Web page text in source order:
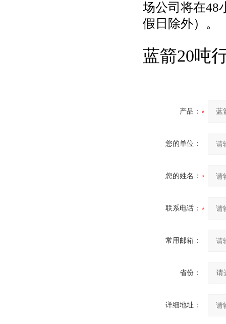
场公司将在48
假日除外）。
蓝箭20吨
产品：
您的单位：
您的姓名：
联系电话：
常用邮箱：
省份：
详细地址：